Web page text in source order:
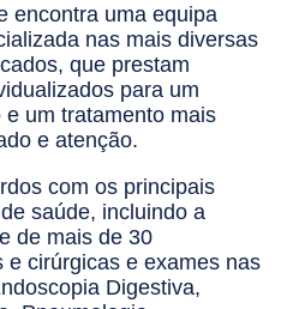
encontra uma equipa
nas mais diversas
que prestam
para um
um tratamento mais
e atenção.
com os principais
saúde, incluindo a
de mais de 30
e cirúrgicas e exames nas
Digestiva,